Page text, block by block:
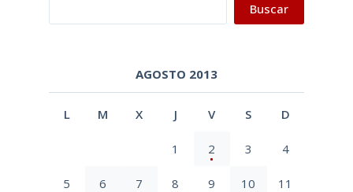
Buscar
AGOSTO 2013
L M X J V S D
1 2 3 4
5 6 7 8 9 10 11